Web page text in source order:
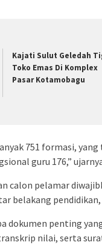
Kajati Sulut Geledah
Toko Emas Di Komplex
Pasar Kotamobagu
751 formasi,
guru 176,”
calon pelamar
belakang
dokumen penting
nilai, serta